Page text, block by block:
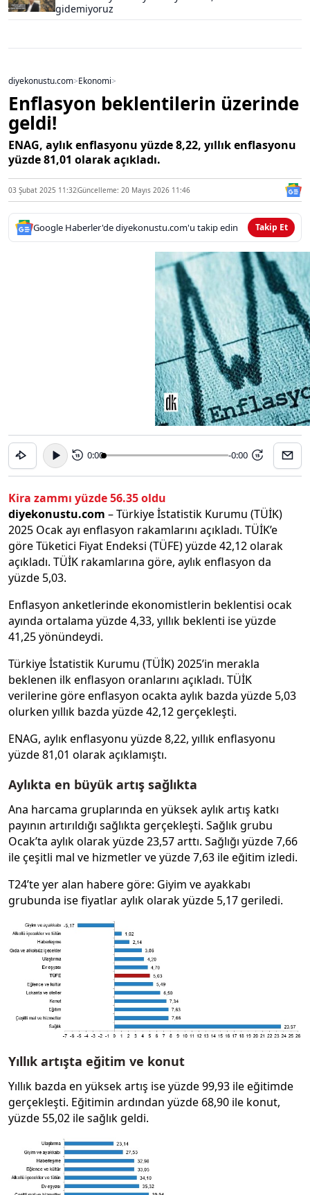
gidemiyoruz
diyekonustu.com>Ekonomi>
Enflasyon beklentilerin üzerinde
geldi!
ENAG, aylık enflasyonu yüzde 8,22, yıllık enflasyonu
yüzde 81,01 olarak açıkladı.
03 Şubat 2025 11:32Güncelleme: 20 Mayıs 2026 11:46
Google Haberler'de diyekonustu.com'u takip edin Takip Et
15 0:00 -0:00 15
Kira zammı yüzde 56.35 oldu
diyekonustu.com – Türkiye İstatistik Kurumu (TÜİK)
2025 Ocak ayı enflasyon rakamlarını açıkladı. TÜİK’e
göre Tüketici Fiyat Endeksi (TÜFE) yüzde 42,12 olarak
açıkladı. TÜİK rakamlarına göre, aylık enflasyon da
yüzde 5,03.
Enflasyon anketlerinde ekonomistlerin beklentisi ocak
ayında ortalama yüzde 4,33, yıllık beklenti ise yüzde
41,25 yönündeydi.
Türkiye İstatistik Kurumu (TÜİK) 2025’in merakla
beklenen ilk enflasyon oranlarını açıkladı. TÜİK
verilerine göre enflasyon ocakta aylık bazda yüzde 5,03
olurken yıllık bazda yüzde 42,12 gerçekleşti.
ENAG, aylık enflasyonu yüzde 8,22, yıllık enflasyonu
yüzde 81,01 olarak açıklamıştı.
Aylıkta en büyük artış sağlıkta
Ana harcama gruplarında en yüksek aylık artış katkı
payının artırıldığı sağlıkta gerçekleşti. Sağlık grubu
Ocak’ta aylık olarak yüzde 23,57 arttı. Sağlığı yüzde 7,66
ile çeşitli mal ve hizmetler ve yüzde 7,63 ile eğitim izledi.
T24’te yer alan habere göre: Giyim ve ayakkabı
grubunda ise fiyatlar aylık olarak yüzde 5,17 geriledi.
Yıllık artışta eğitim ve konut
Yıllık bazda en yüksek artış ise yüzde 99,93 ile eğitimde
gerçekleşti. Eğitimin ardından yüzde 68,90 ile konut,
yüzde 55,02 ile sağlık geldi.